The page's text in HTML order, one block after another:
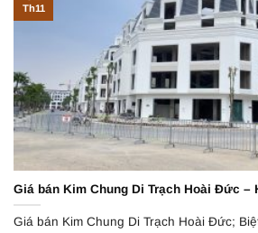
Giá bán Kim Chung Di Trạch Hoài Đức –
Giá bán Kim Chung Di Trạch Hoài Đức;
Th11